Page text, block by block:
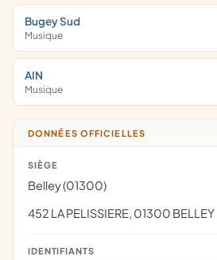
Bugey Sud
Musique
AIN
Musique
DONNÉES OFFICIELLES
SIÈGE
Belley (01300)
452 LA PELISSIERE, 01300 BELLEY
IDENTIFIANTS